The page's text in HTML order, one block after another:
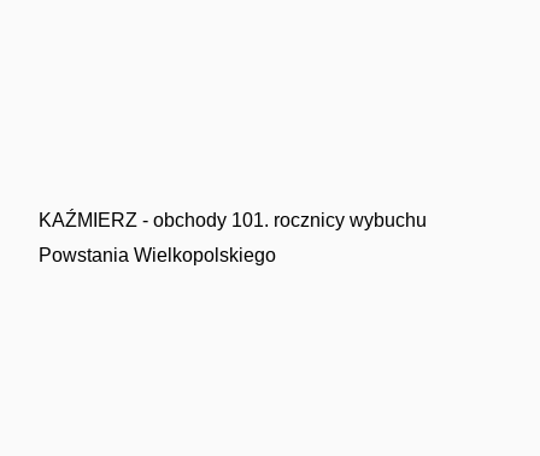
KAŹMIERZ - obchody 101. rocznicy wybuchu
Powstania Wielkopolskiego